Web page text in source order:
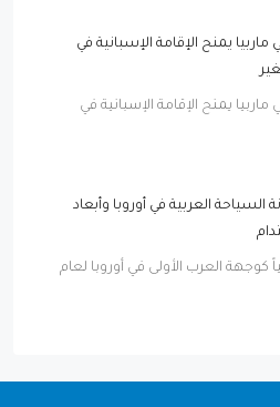
يمنح الإقامة الإسبانية في
يمنح الإقامة الإسبانية في
2026 أيقونة السياحة العربية في أوروبا وأبعاد
كوجهة العرب الأولى في أوروبا لعام